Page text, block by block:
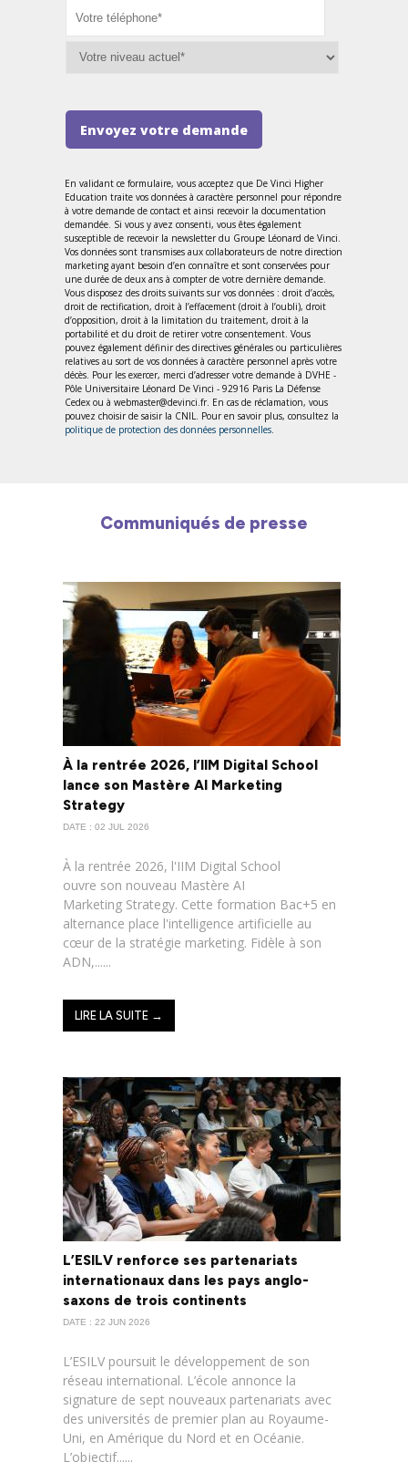
Envoyez votre demande
En validant ce formulaire, vous acceptez que De Vinci Higher
Education traite vos données à caractère personnel pour répondre
à votre demande de contact et ainsi recevoir la documentation
demandée. Si vous y avez consenti, vous êtes également
susceptible de recevoir la newsletter du Groupe Léonard de Vinci.
Vos données sont transmises aux collaborateurs de notre direction
marketing ayant besoin d’en connaître et sont conservées pour
une durée de deux ans à compter de votre dernière demande.
Vous disposez des droits suivants sur vos données : droit d’accès,
droit de rectification, droit à l’effacement (droit à l’oubli), droit
d’opposition, droit à la limitation du traitement, droit à la
portabilité et du droit de retirer votre consentement. Vous
pouvez également définir des directives générales ou particulières
relatives au sort de vos données à caractère personnel après votre
décès. Pour les exercer, merci d’adresser votre demande à DVHE -
Pôle Universitaire Léonard De Vinci - 92916 Paris La Défense
Cedex ou à webmaster@devinci.fr. En cas de réclamation, vous
pouvez choisir de saisir la CNIL. Pour en savoir plus, consultez la
politique de protection des données personnelles.
Communiqués de presse
À la rentrée 2026, l’IIM Digital School
lance son Mastère AI Marketing
Strategy
DATE : 02 JUL 2026
À la rentrée 2026, l'IIM Digital School
ouvre son nouveau Mastère AI
Marketing Strategy. Cette formation Bac+5 en
alternance place l'intelligence artificielle au
cœur de la stratégie marketing. Fidèle à son
ADN,......
LIRE LA SUITE →
L’ESILV renforce ses partenariats
internationaux dans les pays anglo-
saxons de trois continents
DATE : 22 JUN 2026
L’ESILV poursuit le développement de son
réseau international. L’école annonce la
signature de sept nouveaux partenariats avec
des universités de premier plan au Royaume-
Uni, en Amérique du Nord et en Océanie.
L’objectif......